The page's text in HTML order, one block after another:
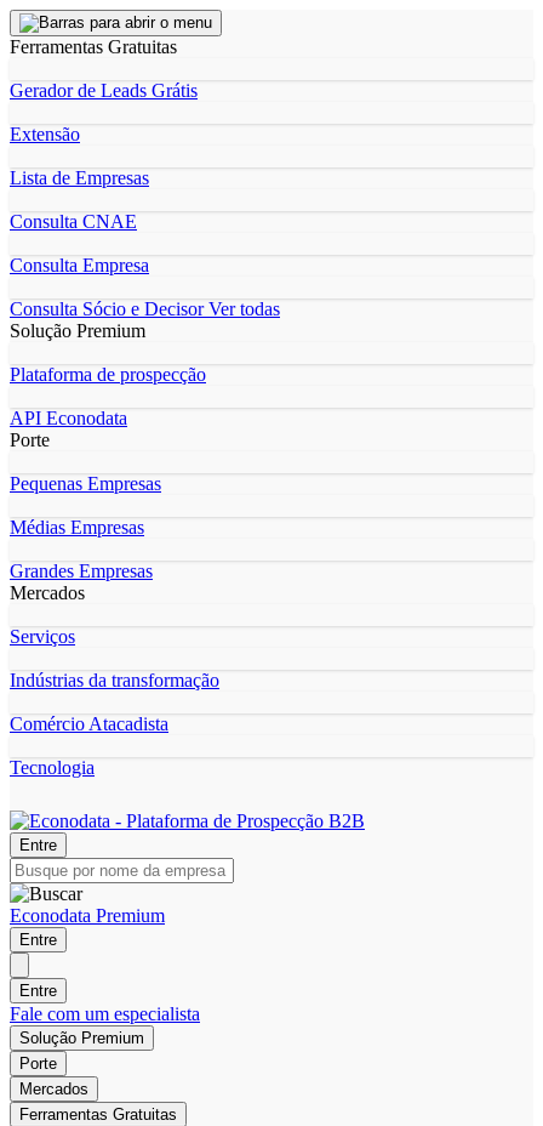
Ferramentas Gratuitas
Gerador de Leads Grátis
Extensão
Lista de Empresas
Consulta CNAE
Consulta Empresa
Consulta Sócio e DecisorVer todas
Solução Premium
Plataforma de prospecção
API Econodata
Porte
Pequenas Empresas
Médias Empresas
Grandes Empresas
Mercados
Serviços
Indústrias da transformação
Comércio Atacadista
Tecnologia
Entre
Econodata Premium
Entre
Entre
Fale com um especialista
Solução Premium
Porte
Mercados
Ferramentas Gratuitas